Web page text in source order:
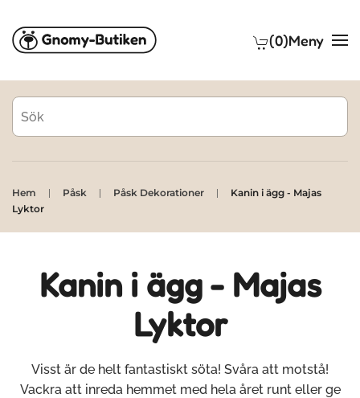
Skip to main content (0)Meny
Hem Påsk Påsk Dekorationer
Kanin i ägg - Majas
Lyktor
Kanin i ägg - Majas
Lyktor
Visst är de helt fantastiskt söta! Svåra att motstå!
Vackra att inreda hemmet med hela året runt eller ge